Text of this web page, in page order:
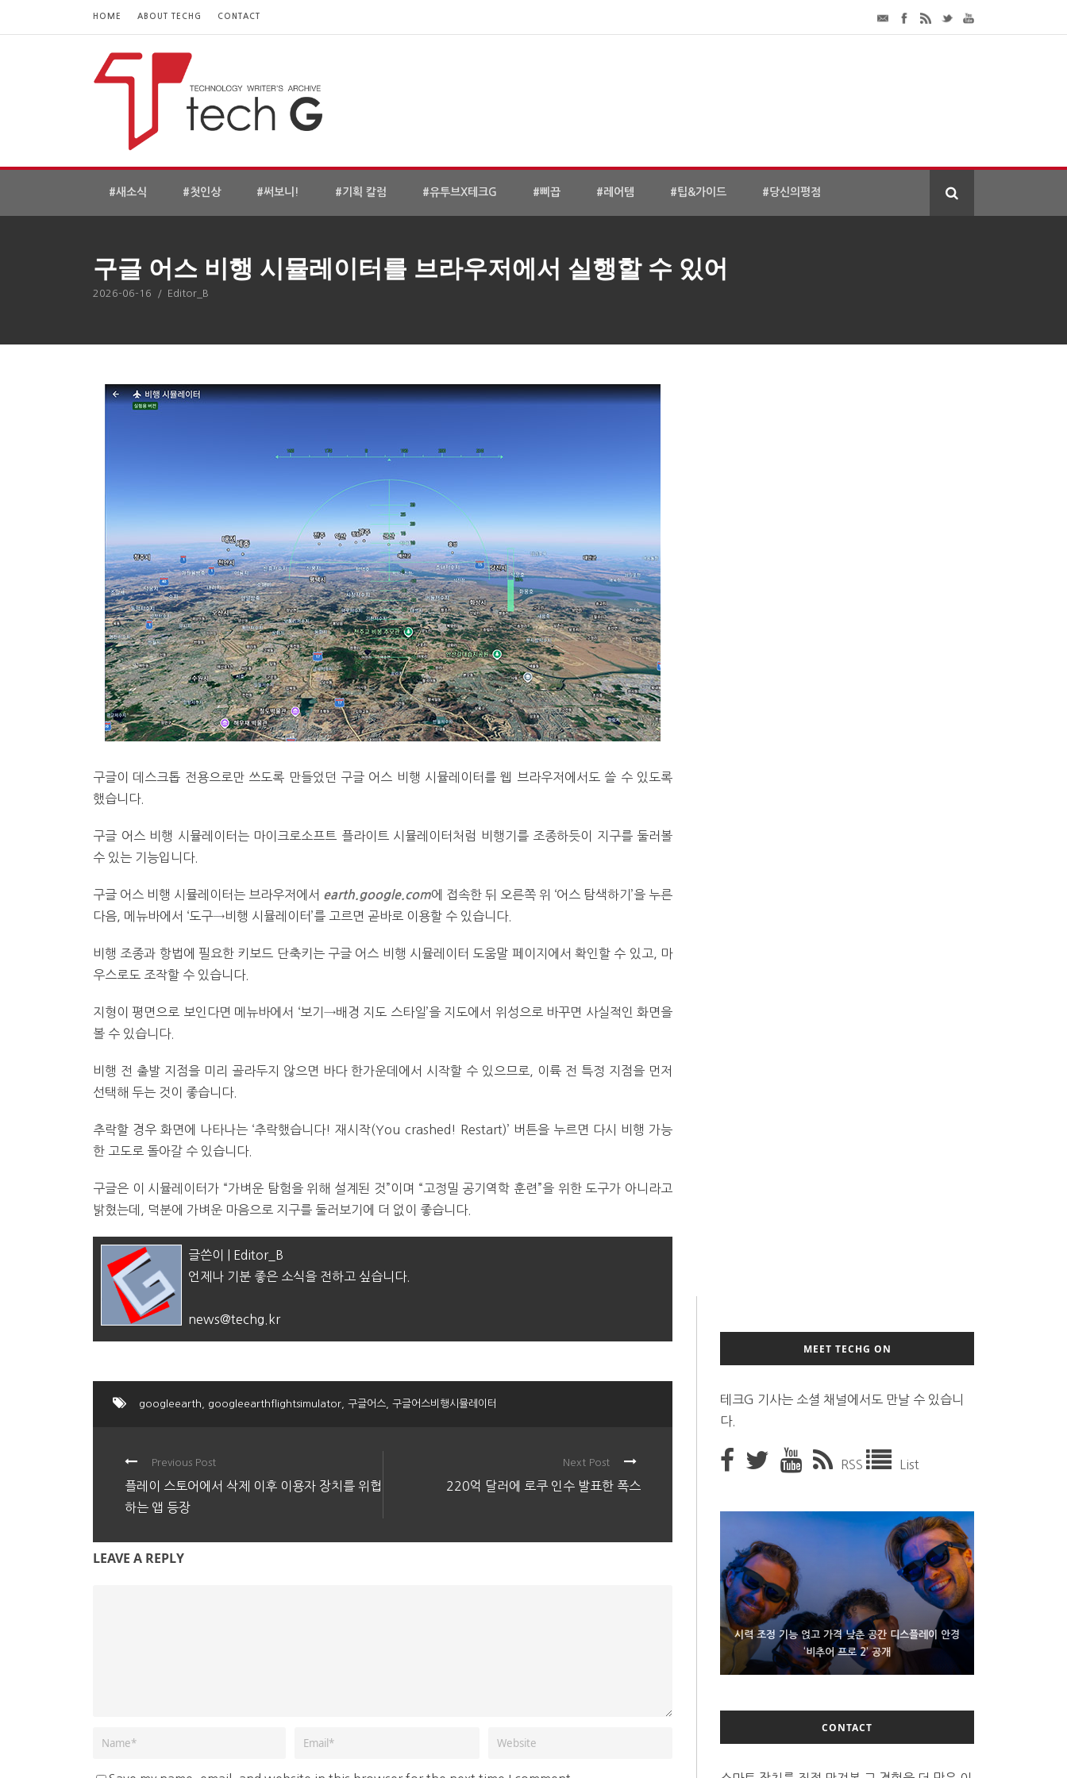
HOME ABOUT TECHG CONTACT
#새소식 #첫인상 #써보니! #기획 칼럼 #유투브X테크G #삐끕 #레어템 #팁&가이드 #당신의평점
구글 어스 비행 시뮬레이터를 브라우저에서 실행할 수 있어
2026-06-16 / Editor_B
구글이 데스크톱 전용으로만 쓰도록 만들었던 구글 어스 비행 시뮬레이터를 웹 브라우저에서도 쓸 수 있도록
했습니다.
구글 어스 비행 시뮬레이터는 마이크로소프트 플라이트 시뮬레이터처럼 비행기를 조종하듯이 지구를 둘러볼
수 있는 기능입니다.
구글 어스 비행 시뮬레이터는 브라우저에서 earth.google.com에 접속한 뒤 오른쪽 위 ‘어스 탐색하기’을 누른
다음, 메뉴바에서 ‘도구→비행 시뮬레이터’를 고르면 곧바로 이용할 수 있습니다.
비행 조종과 항법에 필요한 키보드 단축키는 구글 어스 비행 시뮬레이터 도움말 페이지에서 확인할 수 있고, 마
우스로도 조작할 수 있습니다.
지형이 평면으로 보인다면 메뉴바에서 ‘보기→배경 지도 스타일’을 지도에서 위성으로 바꾸면 사실적인 화면을
볼 수 있습니다.
비행 전 출발 지점을 미리 골라두지 않으면 바다 한가운데에서 시작할 수 있으므로, 이륙 전 특정 지점을 먼저
선택해 두는 것이 좋습니다.
추락할 경우 화면에 나타나는 ‘추락했습니다! 재시작(You crashed! Restart)’ 버튼을 누르면 다시 비행 가능
한 고도로 돌아갈 수 있습니다.
구글은 이 시뮬레이터가 “가벼운 탐험을 위해 설계된 것”이며 “고정밀 공기역학 훈련”을 위한 도구가 아니라고
밝혔는데, 덕분에 가벼운 마음으로 지구를 둘러보기에 더 없이 좋습니다.
글쓴이 | Editor_B
언제나 기분 좋은 소식을 전하고 싶습니다.
news@techg.kr
googleearth googleearthflightsimulator 구글어스 구글어스비행시뮬레이터
Previous Post
플레이 스토어에서 삭제 이후 이용자 장치를 위협
하는 앱 등장
Next Post
220억 달러에 로쿠 인수 발표한 폭스
LEAVE A REPLY
MEET TECHG ON
테크G 기사는 소셜 채널에서도 만날 수 있습니
다.
RSS List
시력 조정 기능 얹고 가격 낮춘 공간 디스플레이 안경
‘비추어 프로 2’ 공개
D램 부족에 10억달러어치 아이폰18 프로세서 패키징
대기 중
300~400달러 반지형 스피커 준비하는 오픈AI
CONTACT